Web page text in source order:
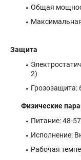
Общая
Защита
2)
Грозозащита:
Физические
Питание: 48-
Исполнение:
Рабочая